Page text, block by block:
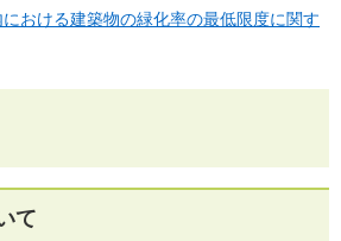
おける建築物の緑化率の最低限度に関す
て